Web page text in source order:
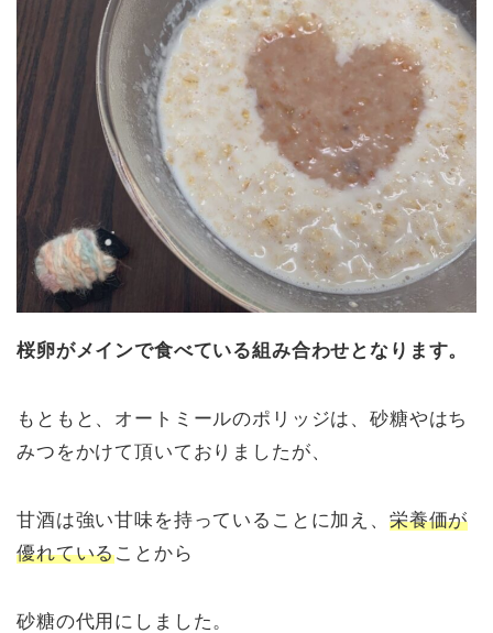
桜卵がメインで食べている組み合わせとなります。
もともと、オートミールのポリッジは、砂糖やはち
みつをかけて頂いておりましたが、
甘酒は強い甘味を持っていることに加え、 栄養価が
優れていることから
砂糖の代用にしました。